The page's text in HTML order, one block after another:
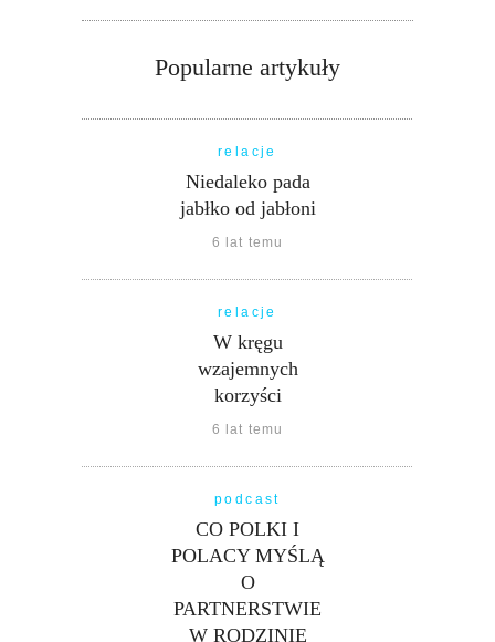
Popularne artykuły
relacje
Niedaleko pada
jabłko od jabłoni
6 lat temu
relacje
W kręgu
wzajemnych
korzyści
6 lat temu
podcast
CO POLKI I
POLACY MYŚLĄ
O
PARTNERSTWIE
W RODZINIE